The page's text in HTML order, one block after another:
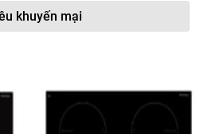
Bếp điện từ BAUMATIC
khuyến mại